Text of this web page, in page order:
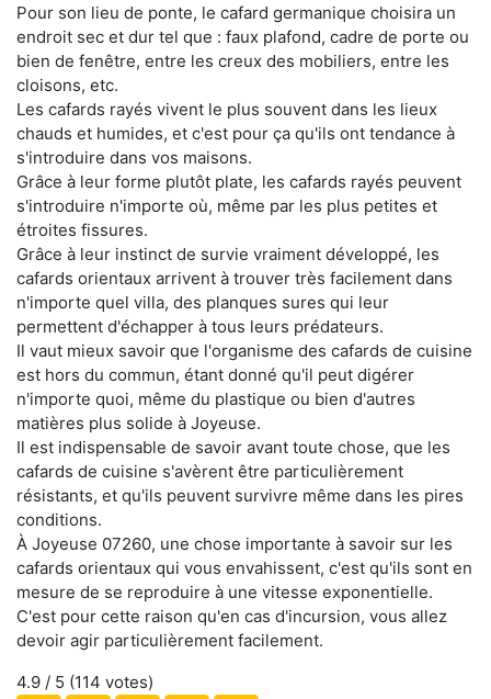
Pour son lieu de ponte, le cafard germanique choisira un
endroit sec et dur tel que : faux plafond, cadre de porte ou
bien de fenêtre, entre les creux des mobiliers, entre les
cloisons, etc.
Les cafards rayés vivent le plus souvent dans les lieux
chauds et humides, et c'est pour ça qu'ils ont tendance à
s'introduire dans vos maisons.
Grâce à leur forme plutôt plate, les cafards rayés peuvent
s'introduire n'importe où, même par les plus petites et
étroites fissures.
Grâce à leur instinct de survie vraiment développé, les
cafards orientaux arrivent à trouver très facilement dans
n'importe quel villa, des planques sures qui leur
permettent d'échapper à tous leurs prédateurs.
Il vaut mieux savoir que l'organisme des cafards de cuisine
est hors du commun, étant donné qu'il peut digérer
n'importe quoi, même du plastique ou bien d'autres
matières plus solide à Joyeuse.
Il est indispensable de savoir avant toute chose, que les
cafards de cuisine s'avèrent être particulièrement
résistants, et qu'ils peuvent survivre même dans les pires
conditions.
À Joyeuse 07260, une chose importante à savoir sur les
cafards orientaux qui vous envahissent, c'est qu'ils sont en
mesure de se reproduire à une vitesse exponentielle.
C'est pour cette raison qu'en cas d'incursion, vous allez
devoir agir particulièrement facilement.
4.9 / 5 (114 votes)